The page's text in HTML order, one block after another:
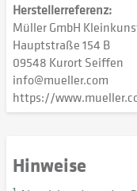
Herstellerreferenz:
Müller GmbH
Hauptstraße 154 B
09548 Kurort Seiffen
info@mueller.com
https://
Hinweise